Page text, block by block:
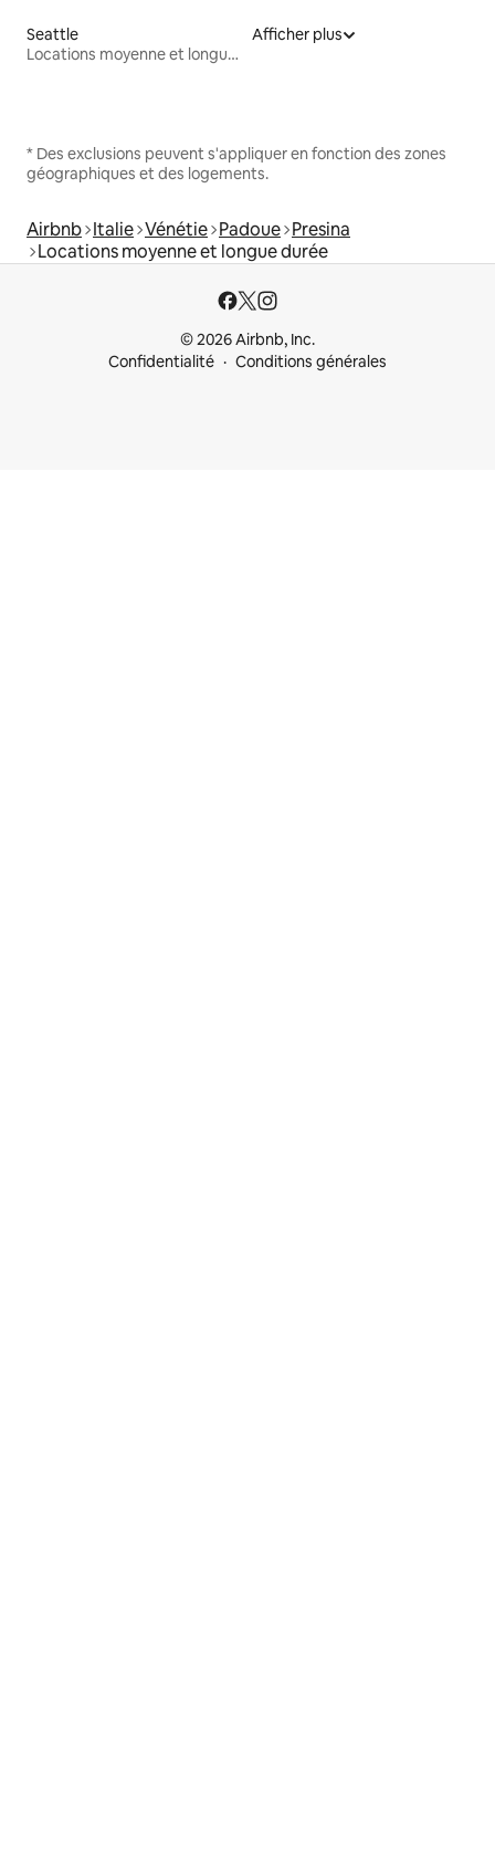
Seattle
Locations moyenne et longue durée
Afficher plus
* Des exclusions peuvent s'appliquer en fonction des zones
géographiques et des logements.
Airbnb Italie Vénétie Padoue Presina
Locations moyenne et longue durée
© 2026 Airbnb, Inc.
Confidentialité
Conditions générales